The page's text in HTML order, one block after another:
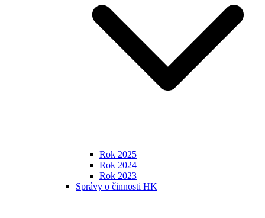
Rok 2025
Rok 2024
Rok 2023
Správy o činnosti HK